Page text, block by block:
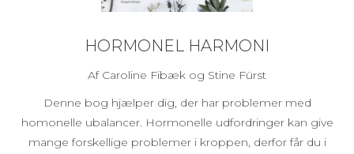
HORMONEL HARMONI
Af Caroline Fibæk og Stine Fürst
Denne bog hjælper dig, der har problemer med
homonelle ubalancer. Hormonelle udfordringer kan give
mange forskellige problemer i kroppen, derfor får du i